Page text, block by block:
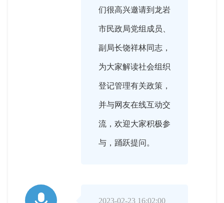
们很高兴邀请到龙岩
市民政局党组成员、
副局长饶祥林同志，
为大家解读社会组织
登记管理有关政策，
并与网友在线互动交
流，欢迎大家积极参
与，踊跃提问。
2023-02-23 16:02:00